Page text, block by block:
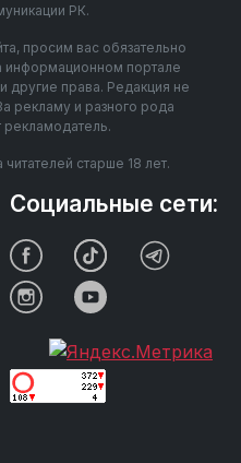
РК.
просим вас обязательно
информационном портале
другие права. Редакция не
рекламу и разного рода
рекламодатель.
старше 18 лет.
Социальные сети: